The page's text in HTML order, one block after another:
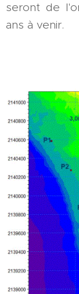
seront de
ans à venir.